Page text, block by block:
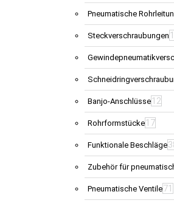
Pneumatische
Steckverschraubungen
Banjo-Anschlüsse 12
Rohrformstücke 17
Funktionale Beschläge
Zubehör für
Pneumatische Ventile71